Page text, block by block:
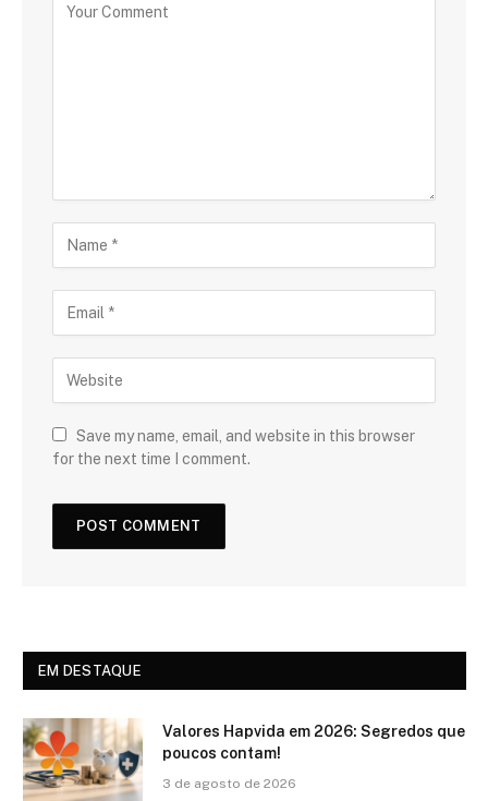
Save my name, email, and website in this browser
for the next time I comment.
EM DESTAQUE
Valores Hapvida em 2026: Segredos que
poucos contam!
3 de agosto de 2026